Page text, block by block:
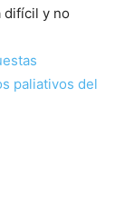
difícil y no
paliativos del